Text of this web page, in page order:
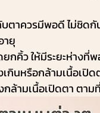
าควรมีพอดี ไม่ชิดกัน
ายุ
คิ้ว ให้มีระยะห่างที่
นหรือกล้ามเนื้อเปิ
ล้ามเนื้อเปิดตา ตา